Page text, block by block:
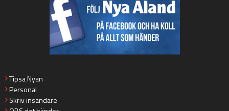
Tipsa Nyan
Personal
Skriv insändare